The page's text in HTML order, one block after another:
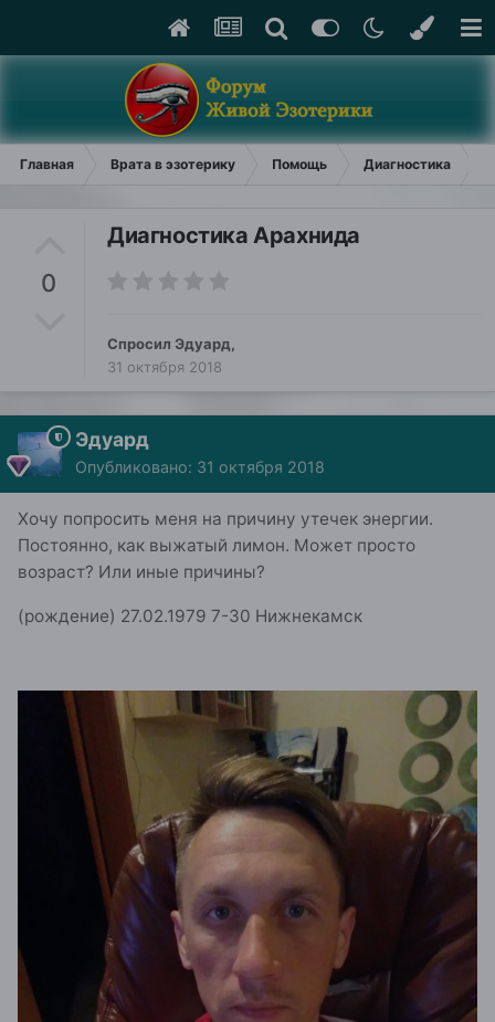
Главная Врата в эзотерику Помощь Диагностика
0
Диагностика Арахнида
Спросил Эдуард,
31 октября 2018
Эдуард
Опубликовано: 31 октября 2018
Хочу попросить меня на причину утечек энергии.
Постоянно, как выжатый лимон. Может просто
возраст? Или иные причины?
(рождение) 27.02.1979 7-30 Нижнекамск